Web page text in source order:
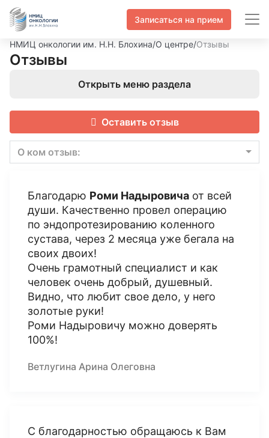
Записаться на прием
НМИЦ онкологии им. Н.Н. Блохина/О центре/Отзывы
Отзывы
Открыть меню раздела
Оставить отзыв
О ком отзыв:
Благодарю Роми Надыровича от всей
души. Качественно провел операцию
по эндопротезированию коленного
сустава, через 2 месяца уже бегала на
своих двоих!
Очень грамотный специалист и как
человек очень добрый, душевный.
Видно, что любит свое дело, у него
золотые руки!
Роми Надыровичу можно доверять
100%!
Ветлугина Арина Олеговна
С благодарностью обращаюсь к Вам